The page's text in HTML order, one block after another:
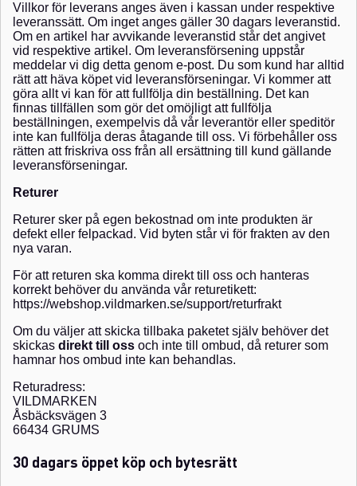
Villkor för leverans anges även i kassan under respektive
leveranssätt. Om inget anges gäller 30 dagars leveranstid.
Om en artikel har avvikande leveranstid står det angivet
vid respektive artikel. Om leveransförsening uppstår
meddelar vi dig detta genom e-post. Du som kund har alltid
rätt att häva köpet vid leveransförseningar. Vi kommer att
göra allt vi kan för att fullfölja din beställning. Det kan
finnas tillfällen som gör det omöjligt att fullfölja
beställningen, exempelvis då vår leverantör eller speditör
inte kan fullfölja deras åtagande till oss. Vi förbehåller oss
rätten att friskriva oss från all ersättning till kund gällande
leveransförseningar.
Returer
Returer sker på egen bekostnad om inte produkten är
defekt eller felpackad. Vid byten står vi för frakten av den
nya varan.
För att returen ska komma direkt till oss och hanteras
korrekt behöver du använda vår returetikett:
https://webshop.vildmarken.se/support/returfrakt
Om du väljer att skicka tillbaka paketet själv behöver det
skickas direkt till oss och inte till ombud, då returer som
hamnar hos ombud inte kan behandlas.
Returadress:
VILDMARKEN
Åsbäcksvägen 3
66434 GRUMS
30 dagars öppet köp och bytesrätt